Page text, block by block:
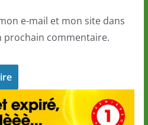
e-mail et mon site dans
prochain commentaire.